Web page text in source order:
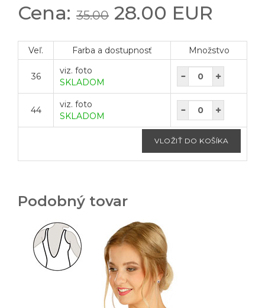
Cena: 35.00 28.00 EUR
Veľ. Farba a dostupnosť Množstvo
36
viz. foto
SKLADOM
44
viz. foto
SKLADOM
Podobný tovar